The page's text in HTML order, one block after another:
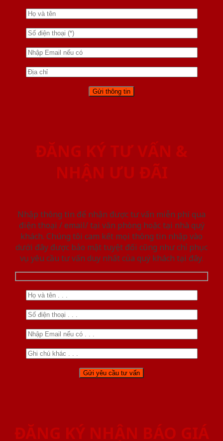
ĐĂNG KÝ TƯ VẤN &
NHẬN ƯU ĐÃI
Nhập thông tin để nhận được tư vấn miễn phí qua
điện thoại / email/ tại văn phòng hoặc tại nhà quý
khách. Chúng tôi cam kết mọi thông tin nhập vào
dưới đây được bảo mật tuyệt đối cũng như chỉ phục
vụ yêu cầu tư vấn duy nhất của quý khách tại đây.
ĐĂNG KÝ NHẬN BÁO GIÁ